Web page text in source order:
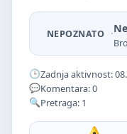
NEPOZNATO ·
Zadnja aktivnost:
Komentara: 0
Pretraga: 1